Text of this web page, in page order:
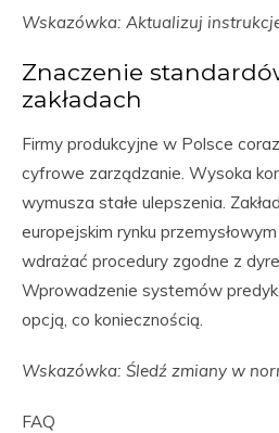
Wskazówka: Aktualizuj
Znaczenie
zakładach
Firmy produkcyjne w Polsce
cyfrowe zarządzanie. Wysoka
wymusza stałe ulepszenia.
europejskim rynku
wdrażać procedury zgodne z
Wprowadzenie systemów
opcją, co koniecznością.
Wskazówka: Śledź zmiany w
FAQ